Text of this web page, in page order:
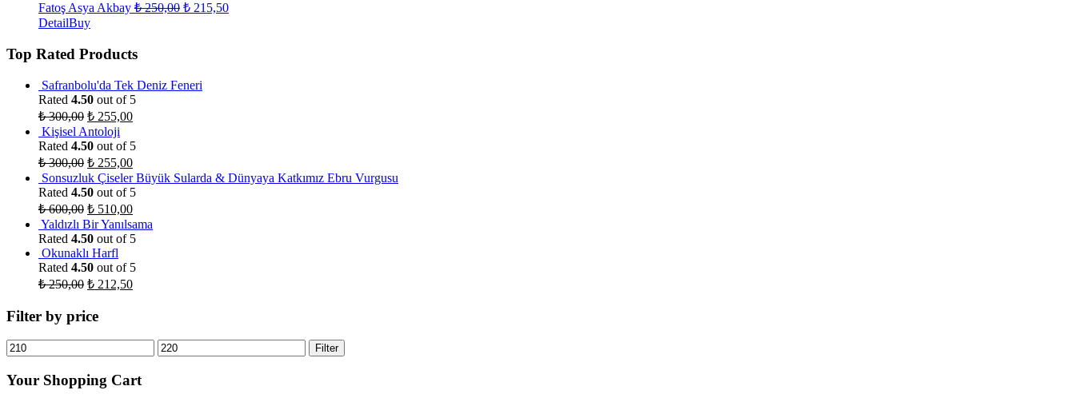
Fatoş Asya Akbay ₺250,00 ₺ 215,50
DetailBuy
Top Rated Products
Safranbolu'da Tek Deniz Feneri
Rated 4.50 out of 5
₺300,00 ₺ 255,00
Kişisel Antoloji
Rated 4.50 out of 5
₺300,00 ₺ 255,00
Sonsuzluk Çiseler Büyük Sularda & Dünyaya Katkımız Ebru Vurgusu
Rated 4.50 out of 5
₺600,00 ₺ 510,00
Yaldızlı Bir Yanılsama
Rated 4.50 out of 5
Okunaklı Harfl
Rated 4.50 out of 5
₺250,00 ₺ 212,50
Filter by price
Filter
Your Shopping Cart